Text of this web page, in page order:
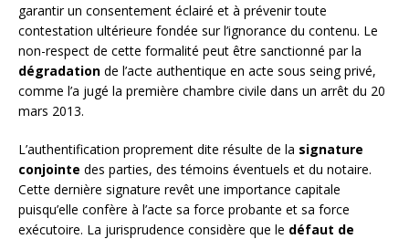
garantir un consentement éclairé et à prévenir toute
contestation ultérieure fondée sur l’ignorance du contenu. Le
non-respect de cette formalité peut être sanctionné par la
dégradation de l’acte authentique en acte sous seing privé,
comme l’a jugé la première chambre civile dans un arrêt du 20
mars 2013.
L’authentification proprement dite résulte de la signature
conjointe des parties, des témoins éventuels et du notaire.
Cette dernière signature revêt une importance capitale
puisqu’elle confère à l’acte sa force probante et sa force
exécutoire. La jurisprudence considère que le défaut de